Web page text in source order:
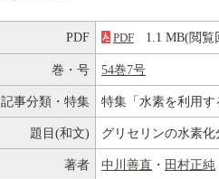
PDF PDF 1.1 MB(閲覧
巻・号 54巻7号
記事分類・特集 特集「水素を利用
題目(和文) グリセリンの水素
著者 中川善直 ・ 田村正純